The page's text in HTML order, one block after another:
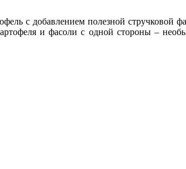
с добавлением полезной стручковой
и фасоли с одной стороны –